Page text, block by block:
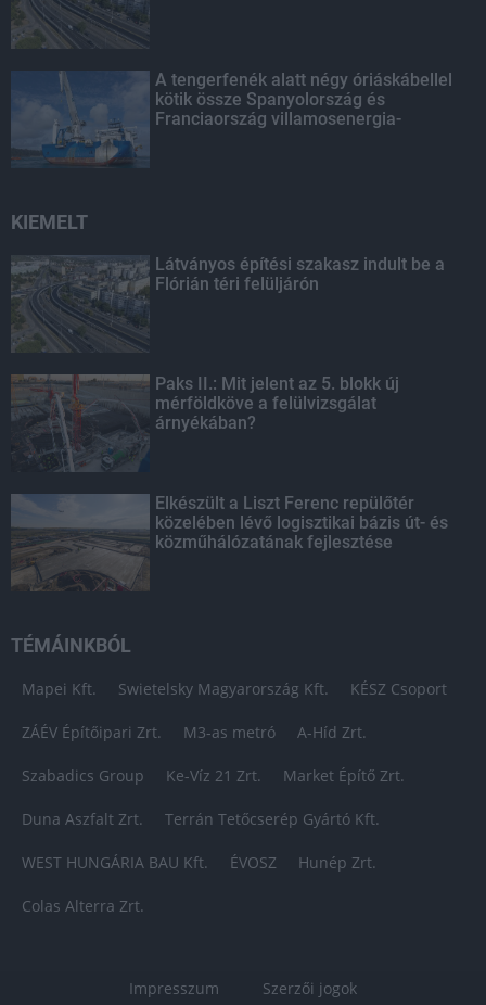
A tengerfenék alatt négy óriáskábellel
kötik össze Spanyolország és
Franciaország villamosenergia-
KIEMELT
Látványos építési szakasz indult be a
Flórián téri felüljárón
Paks II.: Mit jelent az 5. blokk új
mérföldköve a felülvizsgálat
árnyékában?
Elkészült a Liszt Ferenc repülőtér
közelében lévő logisztikai bázis út- és
közműhálózatának fejlesztése
TÉMÁINKBÓL
Mapei Kft. Swietelsky Magyarország Kft. KÉSZ Csoport
ZÁÉV Építőipari Zrt. M3-as metró A-Híd Zrt.
Szabadics Group Ke-Víz 21 Zrt. Market Építő Zrt.
Duna Aszfalt Zrt. Terrán Tetőcserép Gyártó Kft.
WEST HUNGÁRIA BAU Kft. ÉVOSZ Hunép Zrt.
Colas Alterra Zrt.
Impresszum
Szerzői jogok